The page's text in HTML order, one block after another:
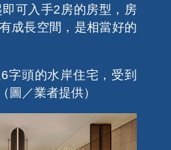
可入手2房的房型，房
成長空間，是相當好的
字頭的水岸住宅，受到
圖／業者提供）